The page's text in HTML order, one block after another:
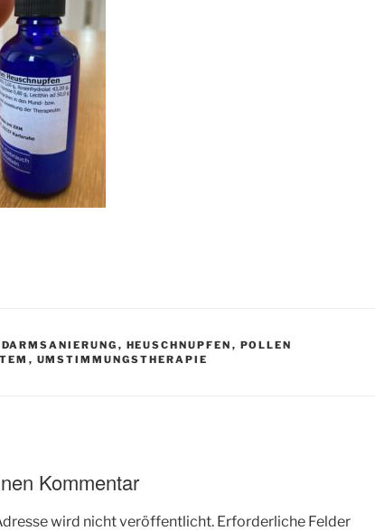
DARMSANIERUNG , HEUSCHNUPFEN , POLLEN
, UMSTIMMUNGSTHERAPIE
Kommentar
wird nicht veröffentlicht. Erforderliche Felder